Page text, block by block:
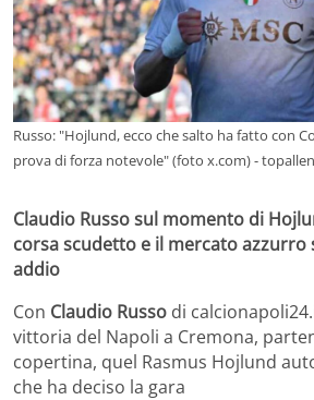
Russo: "Hojlund, ecco che salto ha fatto con
prova di forza notevole" (foto x.com) -
Claudio Russo sul momento di
corsa scudetto e il mercato azzurro
addio
Con Claudio Russo di
vittoria del Napoli a Cremona,
copertina, quel Rasmus Hojlund
che ha deciso la gara